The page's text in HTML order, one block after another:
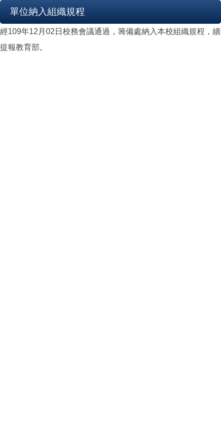
單位納入組織規程
經109年12月02日校務會議通過，籌備處納入本校組織規程，續
提報教育部。